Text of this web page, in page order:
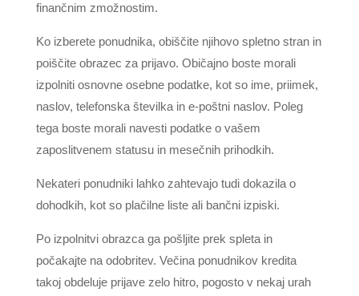
finančnim zmožnostim.
Ko izberete ponudnika, obiščite njihovo spletno stran in
poiščite obrazec za prijavo. Običajno boste morali
izpolniti osnovne osebne podatke, kot so ime, priimek,
naslov, telefonska številka in e-poštni naslov. Poleg
tega boste morali navesti podatke o vašem
zaposlitvenem statusu in mesečnih prihodkih.
Nekateri ponudniki lahko zahtevajo tudi dokazila o
dohodkih, kot so plačilne liste ali bančni izpiski.
Po izpolnitvi obrazca ga pošljite prek spleta in
počakajte na odobritev. Večina ponudnikov kredita
takoj obdeluje prijave zelo hitro, pogosto v nekaj urah